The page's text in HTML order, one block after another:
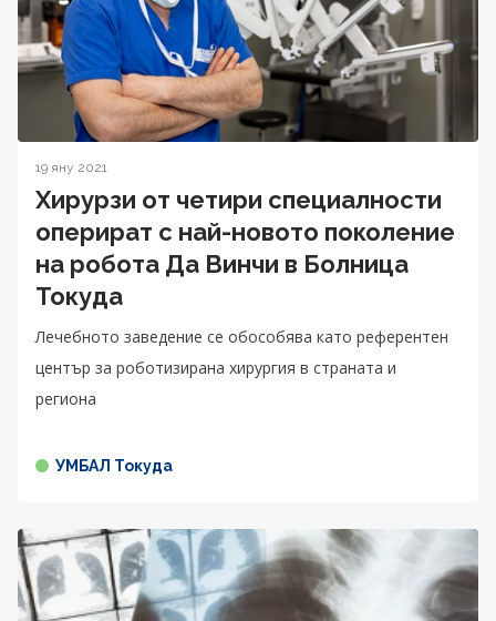
19 яну 2021
Хирурзи от четири специалности
оперират с най-новото поколение
на робота Да Винчи в Болница
Токуда
Лечебното заведение се обособява като референтен
център за роботизирана хирургия в страната и
региона
УМБАЛ Токуда